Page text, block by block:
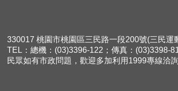
330017 桃園市桃園區三民路一段200號(三民運
TEL：總機：(03)3396-122；傳真：(03)3398-
民眾如有市政問題，歡迎多加利用1999專線洽